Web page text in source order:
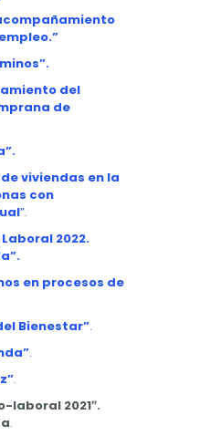
del
de
viviendas en la
con
”.
2022.
en procesos de
Bienestar”.
.
.
laboral 2021″.
.